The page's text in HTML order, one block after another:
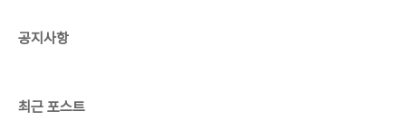
를 지난다는 것이 일반인들에게는 큰 걸림돌이다. 누
공지사항
최근 포스트